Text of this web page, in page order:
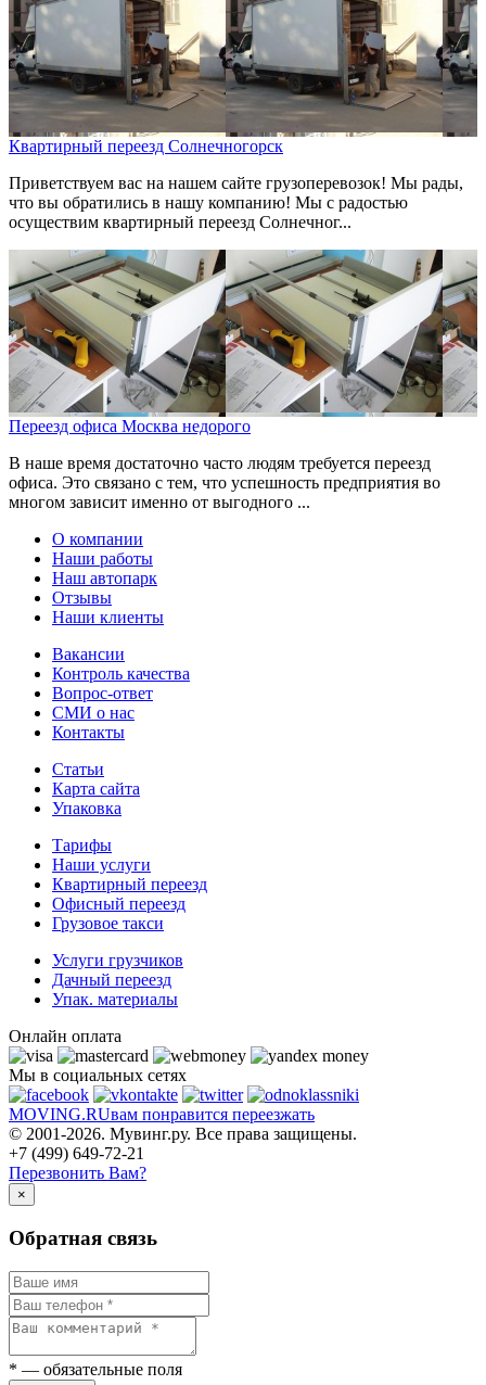
Квартирный переезд Солнечногорск
Приветствуем вас на нашем сайте грузоперевозок! Мы рады,
что вы обратились в нашу компанию! Мы с радостью
осуществим квартирный переезд Солнечног...
Переезд офиса Москва недорого
В наше время достаточно часто людям требуется переезд
офиса. Это связано с тем, что успешность предприятия во
многом зависит именно от выгодного ...
О компании
Наши работы
Наш автопарк
Отзывы
Наши клиенты
Вакансии
Контроль качества
Вопрос-ответ
СМИ о нас
Контакты
Статьи
Карта сайта
Упаковка
Тарифы
Наши услуги
Квартирный переезд
Офисный переезд
Грузовое такси
Услуги грузчиков
Дачный переезд
Упак. материалы
Онлайн оплата
Мы в социальных сетях
MOVING.RUвам понравится переезжать
© 2001-2026. Мувинг.ру. Все права защищены.
+7 (499) 649-72-21
Перезвонить Вам?
×
Обратная связь
* — обязательные поля